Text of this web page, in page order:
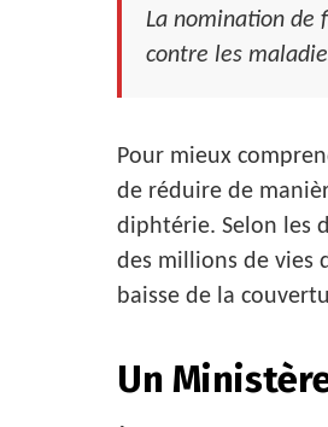
La nomination de
contre les
Pour mieux
de réduire de
diphtérie. Selon les
des millions de vies
baisse de la
Un